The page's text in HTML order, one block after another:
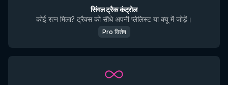
सिंगल ट्रैक कंट्रोल
कोई रत्न मिला? ट्रैक्स को सीधे अपनी प्लेलिस्ट या क्यू में जोड़ें।
Pro विशेष